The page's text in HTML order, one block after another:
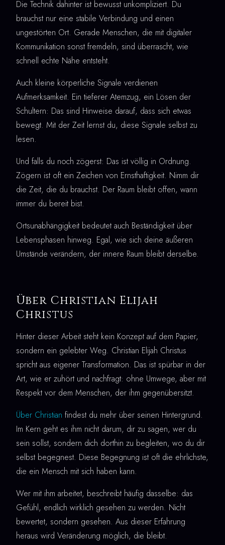
Die Technik dahinter ist bewusst unkompliziert. Du
brauchst nur eine stabile Verbindung und einen
ungestörten Ort. Gerade Menschen, die mit digitaler
Kommunikation sonst fremdeln, sind überrascht, wie
schnell echte Nähe entsteht.
Auch kleine körperliche Signale verdienen
Aufmerksamkeit. Ein tieferer Atemzug, ein Lösen der
Schultern: Das sind Hinweise darauf, dass sich etwas
bewegt. Mit der Zeit lernst du, diese Signale selbst zu
lesen.
Und falls du noch zögerst: Das ist völlig in Ordnung.
Zögern ist oft ein Zeichen von Ernsthaftigkeit. Nimm dir
die Zeit, die du brauchst. Der Raum bleibt offen, wann
immer du bereit bist.
Ortsunabhängigkeit bedeutet auch Beständigkeit über
Lebensphasen hinweg. Egal, wie sich deine äußeren
Umstände verändern, der innere Raum bleibt derselbe.
Über Christian Elijah
Christus
Hinter dieser Arbeit steht kein Konzept auf dem Papier,
sondern ein gelebter Weg. Christian Elijah Christus
spricht aus eigener Transformation. Das ist spürbar in der
Art, wie er zuhört und nachfragt: ohne Umwege, aber mit
Respekt vor dem Menschen, der ihm gegenübersitzt.
Über Christian findest du mehr über seinen Hintergrund.
Im Kern geht es ihm nicht darum, dir zu sagen, wer du
sein sollst, sondern dich dorthin zu begleiten, wo du dir
selbst begegnest. Diese Begegnung ist oft die ehrlichste,
die ein Mensch mit sich haben kann.
Wer mit ihm arbeitet, beschreibt häufig dasselbe: das
Gefühl, endlich wirklich gesehen zu werden. Nicht
bewertet, sondern gesehen. Aus dieser Erfahrung
heraus wird Veränderung möglich, die bleibt.